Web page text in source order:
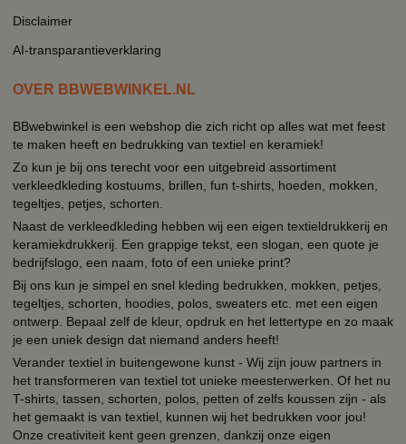
Disclaimer
AI-transparantieverklaring
OVER BBWEBWINKEL.NL
BBwebwinkel is een webshop die zich richt op alles wat met feest
te maken heeft en bedrukking van textiel en keramiek!
Zo kun je bij ons terecht voor een uitgebreid assortiment
verkleedkleding kostuums, brillen, fun t-shirts, hoeden, mokken,
tegeltjes, petjes, schorten.
Naast de verkleedkleding hebben wij een eigen textieldrukkerij en
keramiekdrukkerij. Een grappige tekst, een slogan, een quote je
bedrijfslogo, een naam, foto of een unieke print?
Bij ons kun je simpel en snel kleding bedrukken, mokken, petjes,
tegeltjes, schorten, hoodies, polos, sweaters etc. met een eigen
ontwerp. Bepaal zelf de kleur, opdruk en het lettertype en zo maak
je een uniek design dat niemand anders heeft!
Verander textiel in buitengewone kunst - Wij zijn jouw partners in
het transformeren van textiel tot unieke meesterwerken. Of het nu
T-shirts, tassen, schorten, polos, petten of zelfs koussen zijn - als
het gemaakt is van textiel, kunnen wij het bedrukken voor jou!
Onze creativiteit kent geen grenzen, dankzij onze eigen